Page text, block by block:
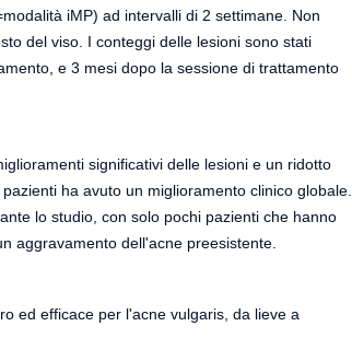
iMP) ad intervalli di 2 settimane. Non
del viso. I conteggi delle lesioni sono stati
e 3 mesi dopo la sessione di trattamento
significativi delle lesioni e un ridotto
ha avuto un miglioramento clinico globale.
lo studio, con solo pochi pazienti che hanno
aggravamento dell'acne preesistente.
ed efficace per l'acne vulgaris, da lieve a